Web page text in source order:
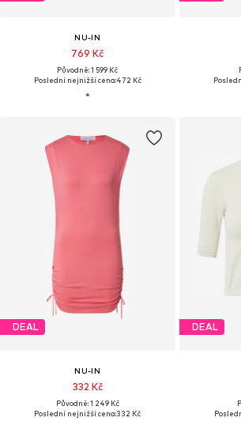
NU-IN
769 Kč
Původně: 1 599 Kč
Poslední nejnižší cena:472 Kč
DEAL
NU-IN
332 Kč
Původně: 1 249 Kč
Poslední nejnižší cena:332 Kč
DEAL